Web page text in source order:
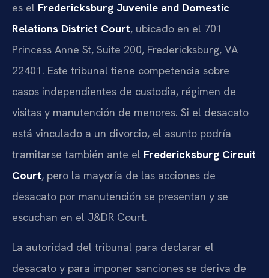
es el Fredericksburg Juvenile and Domestic
Relations District Court, ubicado en el 701
Princess Anne St, Suite 200, Fredericksburg, VA
22401. Este tribunal tiene competencia sobre
casos independientes de custodia, régimen de
visitas y manutención de menores. Si el desacato
está vinculado a un divorcio, el asunto podría
tramitarse también ante el Fredericksburg Circuit
Court, pero la mayoría de las acciones de
desacato por manutención se presentan y se
escuchan en el J&DR Court.
La autoridad del tribunal para declarar el
desacato y para imponer sanciones se deriva de